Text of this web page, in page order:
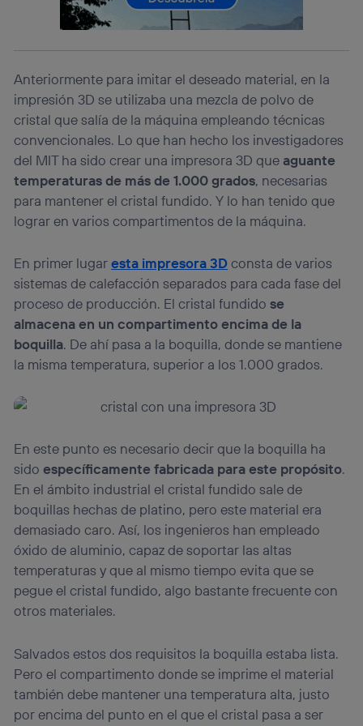
Anteriormente para imitar el deseado material, en la
impresión 3D se utilizaba una mezcla de polvo de
cristal que salía de la máquina empleando técnicas
convencionales. Lo que han hecho los investigadores
del MIT ha sido crear una impresora 3D que aguante
temperaturas de más de 1.000 grados, necesarias
para mantener el cristal fundido. Y lo han tenido que
lograr en varios compartimentos de la máquina.
En primer lugaresta impresora 3Dconsta de varios
sistemas de calefacción separados para cada fase del
proceso de producción. El cristal fundidose
almacena en un compartimento encima de la
boquilla. De ahí pasa a la boquilla, donde se mantiene
la misma temperatura, superior a los 1.000 grados.
En este punto es necesario decir que la boquilla ha
sido específicamente fabricada para este propósito.
En el ámbito industrial el cristal fundido sale de
boquillas hechas de platino, pero este material era
demasiado caro. Así, los ingenieros han empleado
óxido de aluminio, capaz de soportar las altas
temperaturas y que al mismo tiempo evita que se
pegue el cristal fundido, algo bastante frecuente con
otros materiales.
Salvados estos dos requisitos la boquilla estaba lista.
Pero el compartimento donde se imprime el material
también debe mantener una temperatura alta, justo
por encima del punto en el que el cristal pasa a ser
el marketing o análisis se realizará en función de las
actividades de navegación de los miembros del hogar
personalizado, ya que se basará únicamente en la
navegación del usuario del móvil.
Puedes gestionar los consentimientos Utiq seleccionando
“Administrar Utiq” en la parte inferior de esta página web o
portal de privacidad de Utiq
(“consenthub”). Para más información, consulta
la política de privacidad de Utiq .